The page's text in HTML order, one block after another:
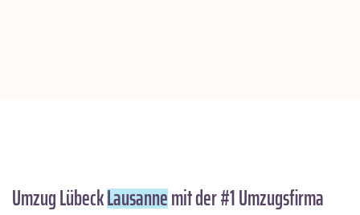
Umzug LübeckLausannemit der #1 Umzugsfirma